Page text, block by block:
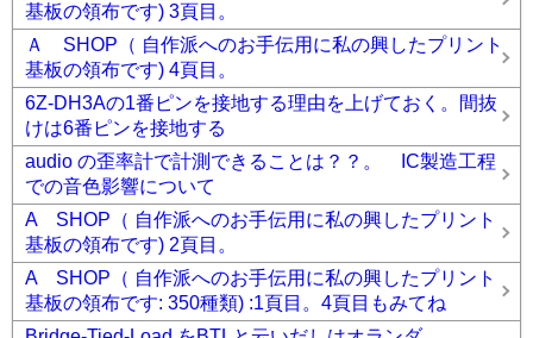
基板の領布です) 3頁目。
Ａ SHOP（ 自作派へのお手伝用に私の興したプリント
基板の領布です) 4頁目。
6Z-DH3Aの1番ピンを接地する理由を上げておく。間抜
けは6番ピンを接地する
audio の歪率計で計測できることは？？。 IC製造工程
での音色影響について
A SHOP（ 自作派へのお手伝用に私の興したプリント
基板の領布です) 2頁目。
A SHOP（ 自作派へのお手伝用に私の興したプリント
基板の領布です: 350種類) :1頁目。4頁目もみてね